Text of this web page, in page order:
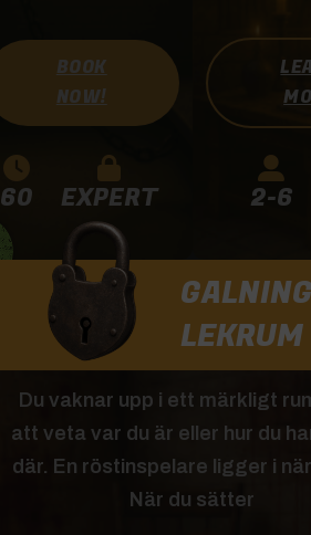
BOOK
NOW!
60 EXPERT 2-6
LEKRUM
Du vaknar upp i ett märkligt
att veta var du är eller hur du
där. En röstinspelare ligger i
När du sätter